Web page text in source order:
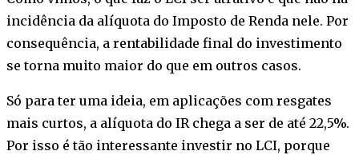
incidência da alíquota do Imposto de Renda nele. Por
consequência, a rentabilidade final do investimento
se torna muito maior do que em outros casos.
Só para ter uma ideia, em aplicações com resgates
mais curtos, a alíquota do IR chega a ser de até 22,5%.
Por isso é tão interessante investir no LCI, porque